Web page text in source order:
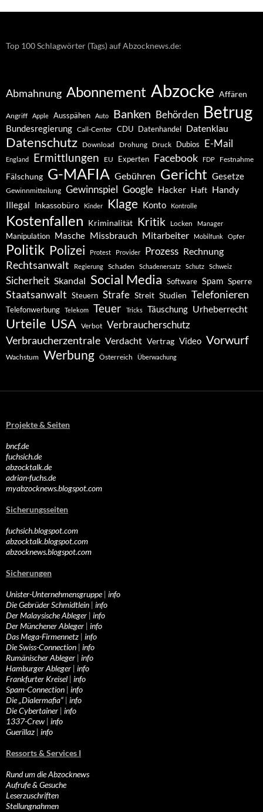
Top 100 Schlagwörter (Tags) auf Abzocknews.de:
Abmahnung Abonnement Abzocke Affären
Angriff Apple Ausspähen Auto Banken Behörden Betrug
Bundesregierung Call-Center CDU Datenhandel Datenklau
Datenschutz Download Drohung Druck Dubios E-Mail
England Ermittlungen EU Experten Facebook FDP Festnahme
Fälschung G-MAFIA Gebühren Gericht Gesetze
Gewinnmitteilung Gewinnspiel Google Hacker Haft Handy
Illegal Inkassobüro Kinder Klage Konto Kontrolle
Kostenfallen Kriminalität Kritik Locken Manager
Manipulation Masche Missbrauch Mitarbeiter Mobilfunk Opfer
Politik Polizei Protest Provider Prozess Rechnung
Rechtsanwalt Regierung Schaden Schadenersatz Schutz Schweiz
Sicherheit Skandal Social Media Software Spam Sperre
Staatsanwalt Steuern Strafe Streit Studien Telefonieren
Telefonwerbung Telekom Teuer Tricks Täuschung Urheberrecht
Urteile USA Verbot Verbraucherschutz
Verbraucherzentrale Verdacht Vertrag Video Vorwurf
Wachstum Werbung Österreich Überwachung
Projekte & Seiten
bncf.de
fuchsich.de
abzocktalk.de
adrian-fuchs.de
myabzocknews.blogspot.com
Sicherungsseiten
fuchsich.blogspot.com
abzocktalk.blogspot.com
abzocknews.blogspot.com
Sicherungen
Unister-Unternehmensgruppe| info
Die Gebrüder Schmidtlein | info
Der Malaysische Ableger | info
Der Münchener Ableger | info
Das Mega-Firmennetz | info
Die Swiss-Connection | info
Rumänischer Ableger | info
Hamburger Ableger | info
Frankfurter Kreisel | info
Spam-Connection | info
Die „Dialermafia“ | info
Die Cybertainer | info
1337-Crew | info
Guerillaz | info
Ressorts & Services I
Rund um die Abzocknews
Aufrufe & Gesuche
Leserzuschriften
Stellungnahmen